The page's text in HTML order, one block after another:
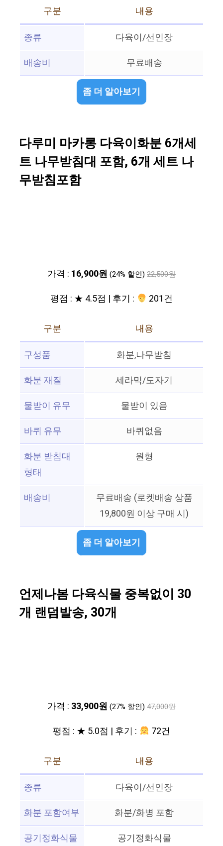
구분
내용
종류
다육이/선인장
배송비
무료배송
좀 더 알아보기
다루미 마카롱 다육이화분 6개세
트 나무받침대 포함, 6개 세트 나
무받침포함
가격 : 16,900원 (24% 할인) 22,500원
평점 : ★ 4.5점 | 후기 : 201건
구분
내용
구성품
화분,나무받침
화분 재질
세라믹/도자기
물받이 유무
물받이 있음
바퀴 유무
바퀴없음
화분 받침대
형태
원형
배송비
무료배송 (로켓배송 상품
19,800원 이상 구매 시)
좀 더 알아보기
언제나봄 다육식물 중복없이 30
개 랜덤발송, 30개
가격 : 33,900원 (27% 할인) 47,000원
평점 : ★ 5.0점 | 후기 : 72건
구분
내용
종류
다육이/선인장
화분 포함여부
화분/화병 포함
공기정화식물
공기정화식물